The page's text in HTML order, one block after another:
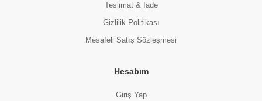
Teslimat & İade
Gizlilik Politikası
Mesafeli Satış Sözleşmesi
Hesabım
Giriş Yap